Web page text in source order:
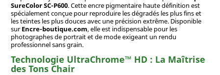
SureColor SC-P600. Cette encre pigmentaire haute définition est
spécialement conçue pour reproduire les dégradés les plus fins et
les teintes les plus douces avec une précision extrême. Disponible
surEncre-boutique.com, elle est indispensable pour les
photographes de portrait et de mode exigeant un rendu
professionnel sans grain.
Technologie UltraChrome™ HD : La Maîtrise
des Tons Chair